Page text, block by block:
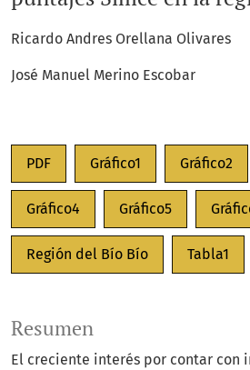
Ricardo Andres Orellana Olivares
José Manuel Merino Escobar
PDF Gráfico1 Gráfico2
Gráfico4 Gráfico5
Región del Bío Bío Tabla1
Resumen
El creciente interés por contar con